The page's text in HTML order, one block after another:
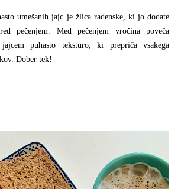
umešanih jajc je žlica radenske, ki jo dodate
pečenjem. Med pečenjem vročina poveča
puhasto teksturo, ki prepriča vsakega
Dober tek!